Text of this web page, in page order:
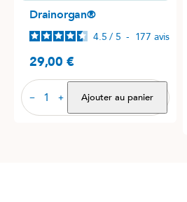
Drainorgan®
4.5 / 5 - 177 avis
Prix
29,00 €
− + Ajouter au panier